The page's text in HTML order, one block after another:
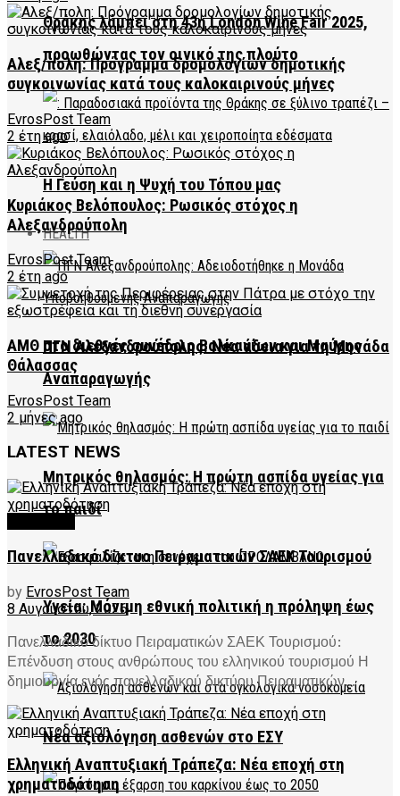
Θράκης λάμπει στη 43η London Wine Fair 2025,
προωθώντας τον οινικό της πλούτο
Η Γεύση και η Ψυχή του Τόπου μας
HEALTH
ΠΓΝ Αλεξανδρούπολης: Νέα άδεια για τη Μονάδα
Αναπαραγωγής
Μητρικός θηλασμός: Η πρώτη ασπίδα υγείας για
το παιδί
Υγεία: Μόνιμη εθνική πολιτική η πρόληψη έως
το 2030
Νέα αξιολόγηση ασθενών στο ΕΣΥ
Αλεξ/πολη: Πρόγραμμα δρομολογίων δημοτικής
συγκοινωνίας κατά τους καλοκαιρινούς μήνες
EvrosPost Team
2 έτη ago
Κυριάκος Βελόπουλος: Ρωσικός στόχος η
Αλεξανδρούπολη
EvrosPost Team
2 έτη ago
ΑΜΘ στο διεθνές συνέδριο Βαλκανίων και Μαύρης
Θάλασσας
EvrosPost Team
2 μήνες ago
LATEST NEWS
Πανελλαδικό δίκτυο Πειραματικών ΣΑΕΚ Τουρισμού
by EvrosPost Team
8 Αυγούστου, 2026
Πανελλαδικό δίκτυο Πειραματικών ΣΑΕΚ Τουρισμού:
Επένδυση στους ανθρώπους του ελληνικού τουρισμού Η
δημιουργία ενός πανελλαδικού δικτύου Πειραματικών...
Ελληνική Αναπτυξιακή Τράπεζα: Νέα εποχή στη
χρηματοδότηση